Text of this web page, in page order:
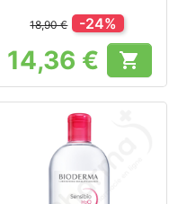
18,90 € -24%
Prix
14,36 € 